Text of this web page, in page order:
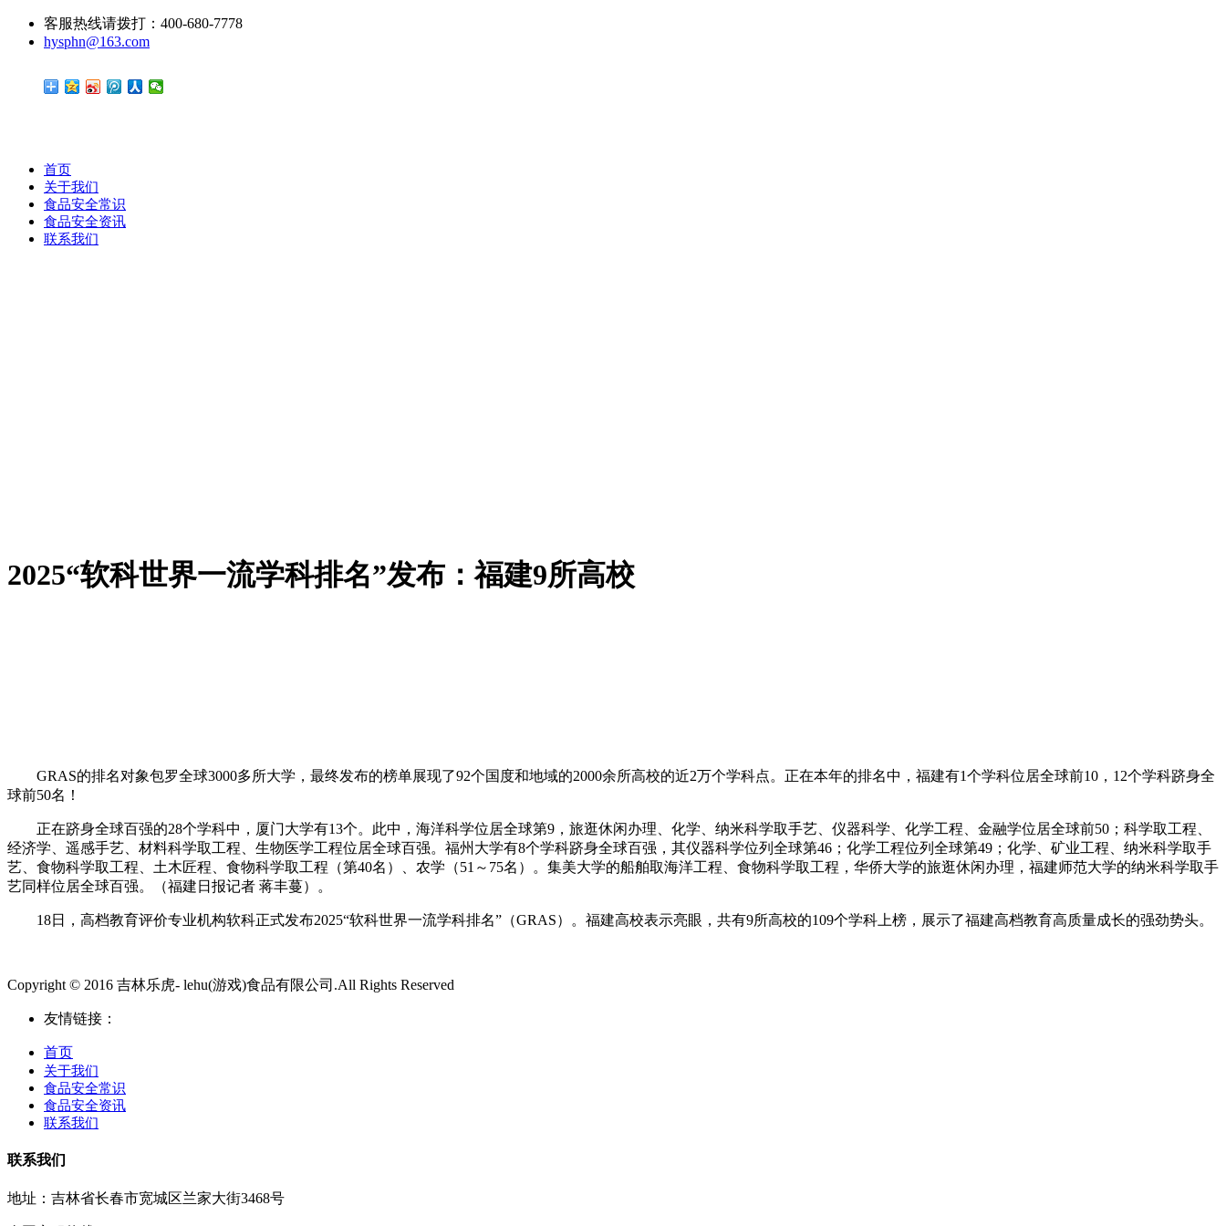
客服热线请拨打：400-680-7778
hysphn@163.com
首页
关于我们
食品安全常识
食品安全资讯
联系我们
2025“软科世界一流学科排名”发布：福建9所高校
GRAS的排名对象包罗全球3000多所大学，最终发布的榜单展现了92个国度和地域的2000余所高校的近2万个学科点。正在本年的排名中，福建有1个学科位居全球前10，12个学科跻身全
球前50名！
正在跻身全球百强的28个学科中，厦门大学有13个。此中，海洋科学位居全球第9，旅逛休闲办理、化学、纳米科学取手艺、仪器科学、化学工程、金融学位居全球前50；科学取工程、
经济学、遥感手艺、材料科学取工程、生物医学工程位居全球百强。福州大学有8个学科跻身全球百强，其仪器科学位列全球第46；化学工程位列全球第49；化学、矿业工程、纳米科学取手
艺、食物科学取工程、土木匠程、食物科学取工程（第40名）、农学（51～75名）。集美大学的船舶取海洋工程、食物科学取工程，华侨大学的旅逛休闲办理，福建师范大学的纳米科学取手
艺同样位居全球百强。（福建日报记者 蒋丰蔓）。
18日，高档教育评价专业机构软科正式发布2025“软科世界一流学科排名”（GRAS）。福建高校表示亮眼，共有9所高校的109个学科上榜，展示了福建高档教育高质量成长的强劲势头。
Copyright © 2016 吉林乐虎- lehu(游戏)食品有限公司.All Rights Reserved
友情链接：
首页
关于我们
食品安全常识
食品安全资讯
联系我们
联系我们
地址：吉林省长春市宽城区兰家大街3468号